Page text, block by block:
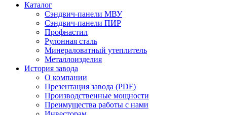
Каталог
Сэндвич-панели МВУ
Сэндвич-панели ПИР
Профнастил
Рулонная сталь
Минераловатный утеплитель
Металлоизделия
История завода
О компании
Презентация завода (PDF)
Производственные мощности
Преимущества работы с нами